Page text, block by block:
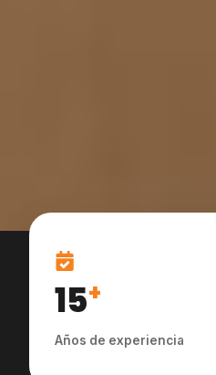
15+
Años de experiencia